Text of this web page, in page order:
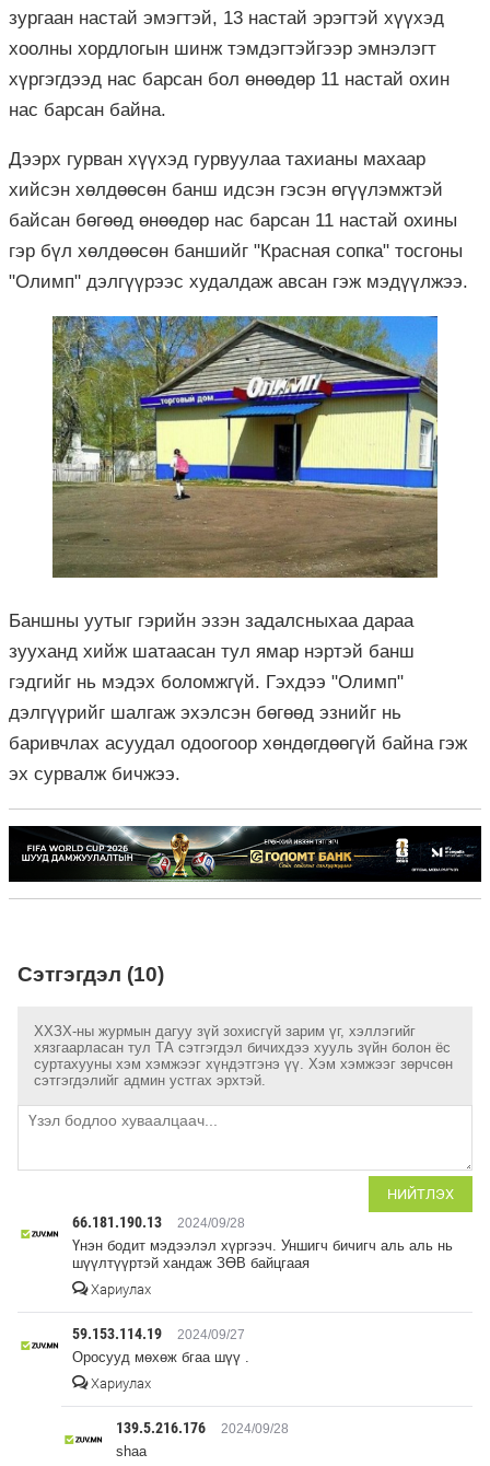
зургаан настай эмэгтэй, 13 настай эрэгтэй хүүхэд
хоолны хордлогын шинж тэмдэгтэйгээр эмнэлэгт
хүргэгдээд нас барсан бол өнөөдөр 11 настай охин
нас барсан байна.
Дээрх гурван хүүхэд гурвуулаа тахианы махаар
хийсэн хөлдөөсөн банш идсэн гэсэн өгүүлэмжтэй
байсан бөгөөд өнөөдөр нас барсан 11 настай охины
гэр бүл хөлдөөсөн баншийг "Красная сопка" тосгоны
"Олимп" дэлгүүрээс худалдаж авсан гэж мэдүүлжээ.
Баншны уутыг гэрийн эзэн задалсныхаа дараа
зууханд хийж шатаасан тул ямар нэртэй банш
гэдгийг нь мэдэх боломжгүй. Гэхдээ "Олимп"
дэлгүүрийг шалгаж эхэлсэн бөгөөд эзнийг нь
баривчлах асуудал одоогоор хөндөгдөөгүй байна гэж
эх сурвалж бичжээ.
Сэтгэгдэл (10)
ХХЗХ-ны журмын дагуу зүй зохисгүй зарим үг, хэллэгийг
хязгаарласан тул ТА сэтгэгдэл бичихдээ хууль зүйн болон ёс
суртахууны хэм хэмжээг хүндэтгэнэ үү. Хэм хэмжээг зөрчсөн
сэтгэгдэлийг админ устгах эрхтэй.
НИЙТЛЭХ
66.181.190.13 2024/09/28
Үнэн бодит мэдээлэл хүргээч. Уншигч бичигч аль аль нь
шүүлтүүртэй хандаж ЗӨВ байцгаая
Хариулах
59.153.114.19 2024/09/27
Оросууд мөхөж бгаа шүү .
Хариулах
139.5.216.176 2024/09/28
shaa